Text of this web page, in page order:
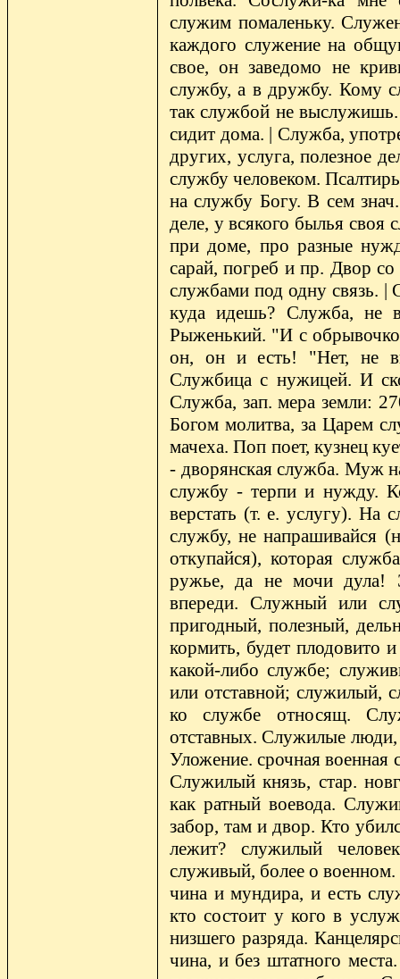
служим помаленьку.
каждого служение на
свое, он заведомо не
службу, а в дружбу. Кому
так службой не
сидит дома. | Служба,
других, услуга, полезное
службу человеком.
на службу Богу. В сем
деле, у всякого былья
при доме, про разные
сарай, погреб и пр. Двор
службами под одну связь. |
куда идешь? Служба, не
Рыженький. "И с
он, он и есть! "Нет, не
Службица с нужицей. И
Служба, зап. мера земли:
Богом молитва, за Царем
мачеха. Поп поет, кузнец
- дворянская служба. Муж
службу - терпи и нужду.
верстать (т. е. услугу).
службу, не напрашивайся
откупайся), которая
ружье, да не мочи дула!
впереди. Служный или
пригодный, полезный,
кормить, будет
какой-либо службе;
или отставной; служилый,
ко службе относящ.
отставных. Служилые люди,
Уложение. срочная военная
Служилый князь, стар.
как ратный воевода.
забор, там и двор. Кто
лежит? служилый
служивый, более о
чина и мундира, и есть
кто состоит у кого в
низшего разряда.
чина, и без штатного